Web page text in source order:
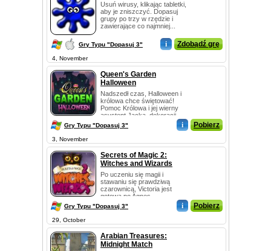
Usuń wirusy, klikając tabletki,
aby je zniszczyć. Dopasuj
grupy po trzy w rzędzie i
zawierające co najmniej...
Gry Typu "Dopasuj 3" i Zdobądź grę
4, November
Queen's Garden
Halloween
Nadszedł czas, Halloween i
królowa chce świętować!
Pomoc Królowa i jej wierny
asystent Jacka, dekoracji
Gry Typu "Dopasuj 3" i Pobierz
3, November
Secrets of Magic 2:
Witches and Wizards
Po uczeniu się magii i
stawaniu się prawdziwą
czarownicą, Victoria jest
gotowa po Agnes...
Gry Typu "Dopasuj 3" i Pobierz
29, October
Arabian Treasures:
Midnight Match